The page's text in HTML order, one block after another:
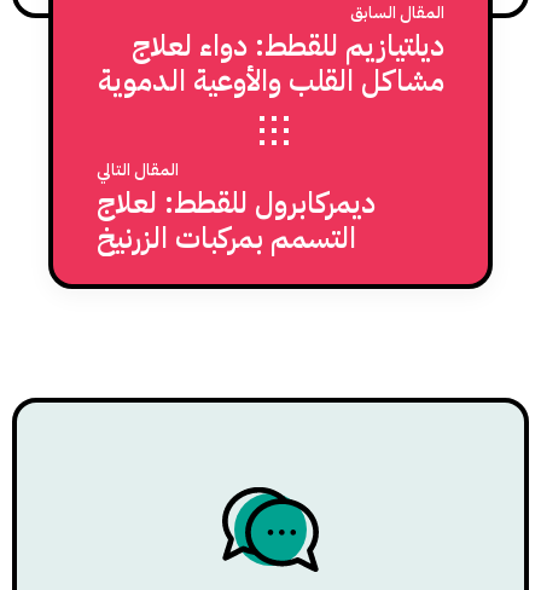
المقال السابق
ديلتيازيم للقطط: دواء لعلاج
مشاكل القلب والأوعية الدموية
المقال التالي
ديمركابرول للقطط: لعلاج
التسمم بمركبات الزرنيخ
والرصاص والزئبق والذهب